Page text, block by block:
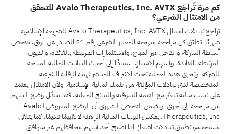
كم مرة تُراجَع Avalo Therapeutics, Inc. AVTX للتحقق
من الامتثال الشرعي؟
تراجع تبادلات امتثال Avalo Therapeutics, Inc. AVTX للشريعة الإسلامية
شهريًا. تطبّق كل مراجعة منهجية المعيار الشرعي رقم 21 الصادر عن أيوفي، بفحص
أنشطة الشركة، والدخل غير المباح، والاستثمارات المرتبطة بالفائدة، والديون
المرتبطة بالفائدة، وأسهم الامتياز، استنادًا إلى أحدث البيانات المالية المتاحة
للشركة. وتجري هذه العملية تحت الإشراف المباشر لهيئة الرقابة الشرعية
المتخصصة لدى تبادلات المؤلفة من علماء المالية الإسلامية. ولأن الامتثال يعتمد
على نسب مالية تتغيّر مع القيمة السوقية والنتائج المعلنة، فقد يتبدّل وضع السهم
من مراجعة إلى أخرى. ويضمن الفحص الشهري أن الوضع المعروض لـAvalo
Therapeutics, Inc. يعكس البيانات المالية الراهنة لا تقييمًا قديمًا، كما يتلقى
مستخدمو تطبيق تبادلات إشعارًا إذا أصبح أحد أسهم محافظهم غير متوافق.